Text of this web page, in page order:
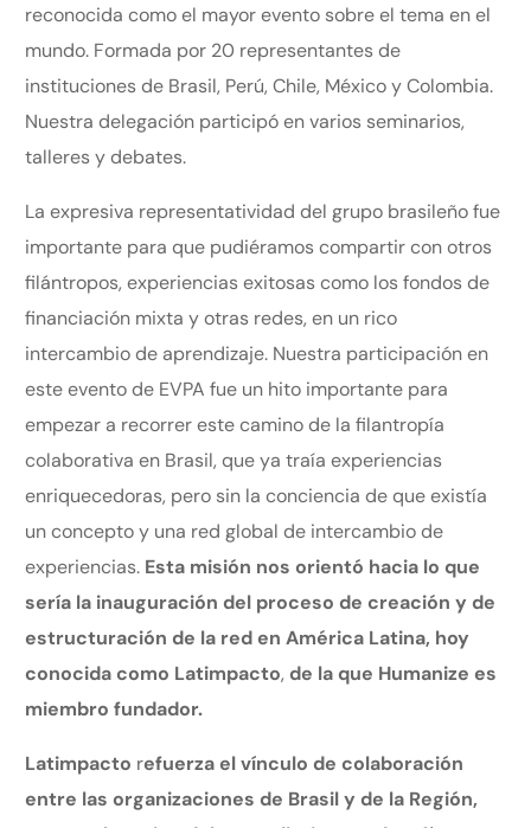
reconocida como el mayor evento sobre el tema en el
mundo. Formada por 20 representantes de
instituciones de Brasil, Perú, Chile, México y Colombia.
Nuestra delegación participó en varios seminarios,
talleres y debates.
La expresiva representatividad del grupo brasileño fue
importante para que pudiéramos compartir con otros
filántropos, experiencias exitosas como los fondos de
financiación mixta y otras redes, en un rico
intercambio de aprendizaje. Nuestra participación en
este evento de EVPA fue un hito importante para
empezar a recorrer este camino de la filantropía
colaborativa en Brasil, que ya traía experiencias
enriquecedoras, pero sin la conciencia de que existía
un concepto y una red global de intercambio de
experiencias. Esta misión nos orientó hacia lo que
sería la inauguración del proceso de creación y de
estructuración de la red en América Latina, hoy
conocida como Latimpacto, de la que Humanize es
miembro fundador.
Latimpacto refuerza el vínculo de colaboración
entre las organizaciones de Brasil y de la Región,